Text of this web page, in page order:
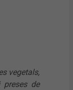
vegetals,
de